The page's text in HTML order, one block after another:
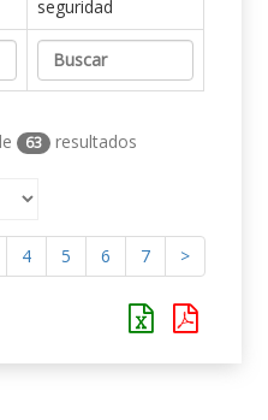
seguridad
63 resultados
4 5 6 7 >